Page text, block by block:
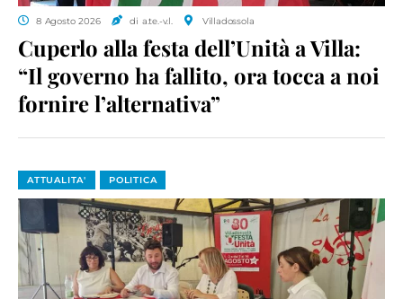
8 Agosto 2026 di a.te.-v.l. Villadossola
Cuperlo alla festa dell’Unità a Villa:
“Il governo ha fallito, ora tocca a noi
fornire l’alternativa”
ATTUALITA' POLITICA